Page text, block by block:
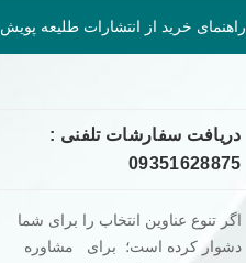
راهنمای خرید از انتشارات طلیعه پویش
دریافت سفارشات تلفنی :
09351628875
اگر تنوع عناوین انتخاب را برای شما
دشوار کرده است؛ برای مشاوره